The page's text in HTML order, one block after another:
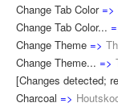
Change Tab Color =>
Change Tab Color...
Change Theme =>
Change Theme... =>
[Changes detected;
Charcoal =>